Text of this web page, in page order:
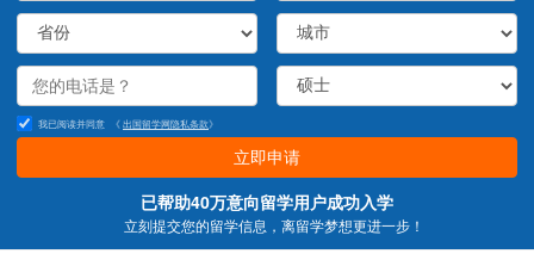
我已阅读并同意 《出国留学网隐私条款》
立即申请
已帮助40万意向留学用户成功入学
立刻提交您的留学信息，离留学梦想更进一步！